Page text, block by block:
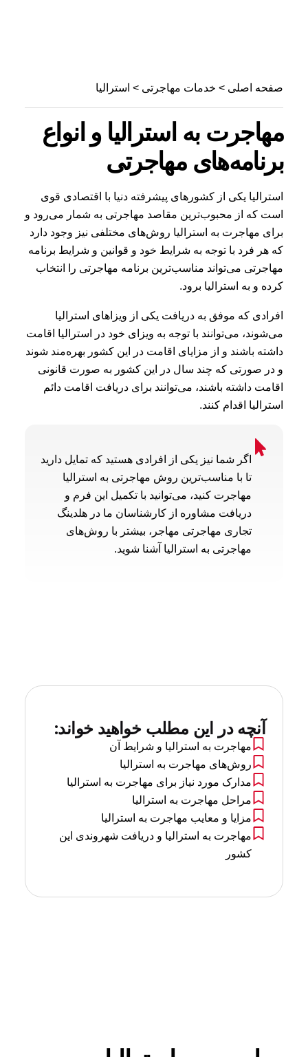
مشاوره رایگان
صفحه اصلی > خدمات مهاجرتی > استرالیا
مهاجرت به استرالیا و انواع
برنامه‌های مهاجرتی
استرالیا یکی از کشورهای پیشرفته دنیا با اقتصادی قوی
است که از محبوب‌ترین مقاصد مهاجرتی به شمار می‌رود و
برای مهاجرت به استرالیا روش‌های مختلفی نیز وجود دارد
که هر فرد با توجه به شرایط خود و قوانین و شرایط برنامه
مهاجرتی می‌تواند مناسب‌ترین برنامه مهاجرتی را انتخاب
کرده و به استرالیا برود.
افرادی که موفق به دریافت یکی از ویزاهای استرالیا
می‌شوند، می‌توانند با توجه به ویزای خود در استرالیا اقامت
داشته باشند و از مزایای اقامت در این کشور بهره‌مند شوند
و در صورتی که چند سال در این کشور به صورت قانونی
اقامت داشته باشند، می‌توانند برای دریافت اقامت دائم
استرالیا اقدام کنند.
اگر شما نیز یکی از افرادی هستید که تمایل دارید
تا با مناسب‌ترین روش مهاجرتی به استرالیا
مهاجرت کنید، می‌توانید با تکمیل این فرم و
دریافت مشاوره از کارشناسان ما در هلدینگ
تجاری مهاجرتی مهاجر، بیشتر با روش‌های
مهاجرتی به استرالیا آشنا شوید.
آنچه در این مطلب خواهید خواند:
مهاجرت به استرالیا و شرایط آن
روش‌های مهاجرت به استرالیا
مدارک مورد نیاز برای مهاجرت به استرالیا
مراحل مهاجرت به استرالیا
مزایا و معایب مهاجرت به استرالیا
مهاجرت به استرالیا و دریافت شهروندی این
کشور